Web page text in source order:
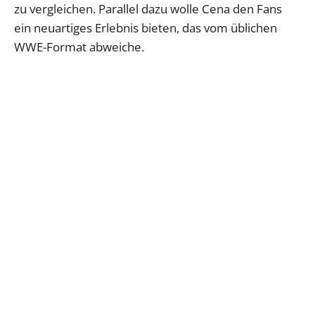
zu vergleichen. Parallel dazu wolle Cena den Fans
ein neuartiges Erlebnis bieten, das vom üblichen
WWE-Format abweiche.